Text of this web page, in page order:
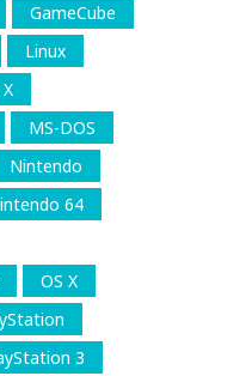
GameCube
Linux
MS-DOS
Nintendo
64
OS X
3